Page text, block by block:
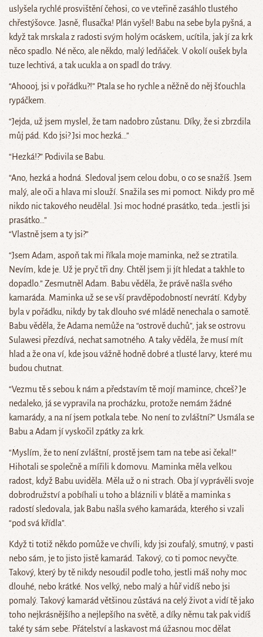
uslyšela rychlé prosvištění čehosi, co ve vteřině zasáhlo tlustého
chřestýšovce. Jasně, flusačka! Plán vyšel! Babu na sebe byla pyšná, a
když tak mrskala z radosti svým holým ocáskem, ucítila, jak jí za krk
něco spadlo. Né něco, ale někdo, malý ledňáček. V okolí oušek byla
tuze lechtivá, a tak ucukla a on spadl do trávy.
“Ahoooj, jsi v pořádku?!” Ptala se ho rychle a něžně do něj šťouchla
rypáčkem.
“Jejda, už jsem myslel, že tam nadobro zůstanu. Díky, že si zbrzdila
můj pád. Kdo jsi? Jsi moc hezká…”
“Hezká!?” Podivila se Babu.
“Ano, hezká a hodná. Sledoval jsem celou dobu, o co se snažíš. Jsem
malý, ale oči a hlava mi slouží. Snažila ses mi pomoct. Nikdy pro mě
nikdo nic takového neudělal. Jsi moc hodné prasátko, teda…jestli jsi
prasátko…”
“Vlastně jsem a ty jsi?”
“Jsem Adam, aspoň tak mi říkala moje maminka, než se ztratila.
Nevím, kde je. Už je pryč tři dny. Chtěl jsem ji jít hledat a takhle to
dopadlo.” Zesmutněl Adam. Babu věděla, že právě našla svého
kamaráda. Maminka už se se vší pravděpodobností nevrátí. Kdyby
byla v pořádku, nikdy by tak dlouho své mládě nenechala o samotě.
Babu věděla, že Adama nemůže na “ostrově duchů”, jak se ostrovu
Sulawesi přezdívá, nechat samotného. A taky věděla, že musí mít
hlad a že ona ví, kde jsou vážně hodně dobré a tlusté larvy, které mu
budou chutnat.
“Vezmu tě s sebou k nám a představím tě mojí mamince, chceš? Je
nedaleko, já se vypravila na procházku, protože nemám žádné
kamarády, a na ní jsem potkala tebe. No není to zvláštní?” Usmála se
Babu a Adam jí vyskočil zpátky za krk.
“Myslím, že to není zvláštní, prostě jsem tam na tebe asi čekal!”
Hihotali se společně a mířili k domovu. Maminka měla velkou
radost, když Babu uviděla. Měla už o ni strach. Oba jí vyprávěli svoje
dobrodružství a pobíhali u toho a bláznili v blátě a maminka s
radostí sledovala, jak Babu našla svého kamaráda, kterého si vzali
“pod svá křídla”.
Když ti totiž někdo pomůže ve chvíli, kdy jsi zoufalý, smutný, v pasti
nebo sám, je to jisto jistě kamarád. Takový, co ti pomoc nevyčte.
Takový, který by tě nikdy nesoudil podle toho, jestli máš nohy moc
dlouhé, nebo krátké. Nos velký, nebo malý a hůř vidíš nebo jsi
pomalý. Takový kamarád většinou zůstává na celý život a vidí tě jako
toho nejkrásnějšího a nejlepšího na světě, a díky němu tak pak vidíš
také ty sám sebe. Přátelství a laskavost má úžasnou moc dělat